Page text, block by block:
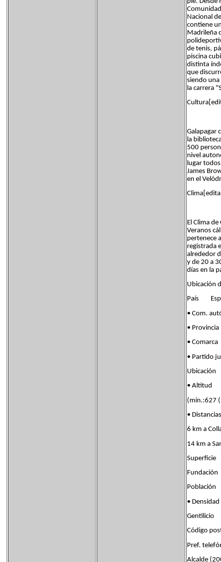
Nacional
contiene
Madrileña
de tenis,
piscina
distinta
que
siendo una
la carrera
Galapagar
la
500
nivel
lugar
James
en el
El Clima
Veranos
pertenece
registrada
alrededor
y de 20 a
días en la
Ubicación
País
• Com.
•
•
• Partido
Ubicación
•
(mín.:627
•
6 km a
14 km a
•
Código
Pref.
Alcalde